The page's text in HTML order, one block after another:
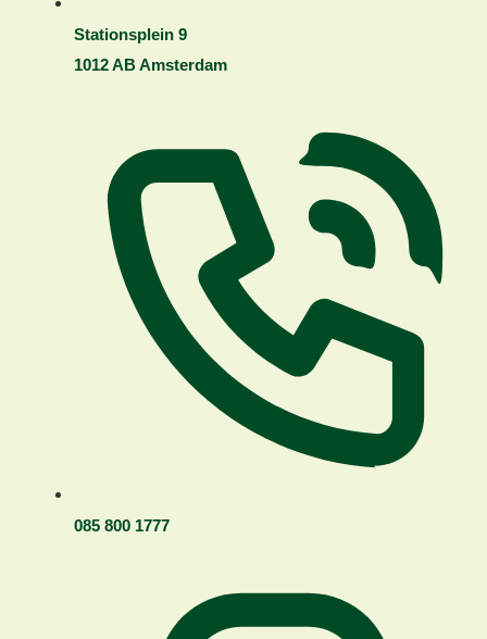
Stationsplein 9
1012 AB Amsterdam
085 800 1777